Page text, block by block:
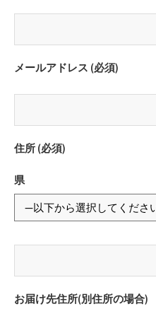
メールアドレス (必須)
住所 (必須)
県
お届け先住所(別住所の場合)